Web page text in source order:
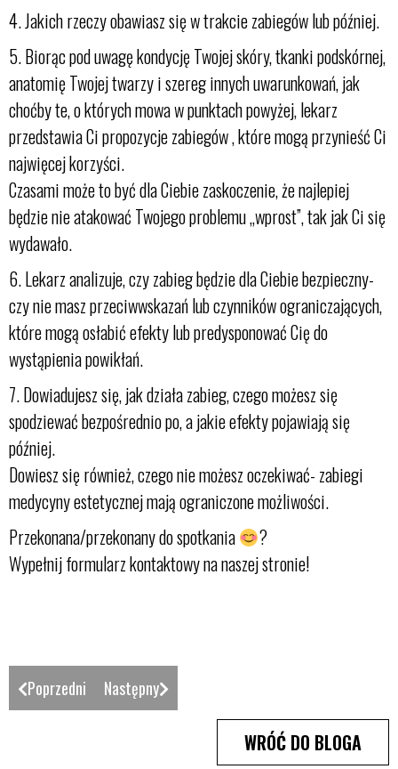
4. Jakich rzeczy obawiasz się w trakcie zabiegów lub później.
5. Biorąc pod uwagę kondycję Twojej skóry, tkanki podskórnej,
anatomię Twojej twarzy i szereg innych uwarunkowań, jak
choćby te, o których mowa w punktach powyżej, lekarz
przedstawia Ci propozycje zabiegów , które mogą przynieść Ci
najwięcej korzyści.
Czasami może to być dla Ciebie zaskoczenie, że najlepiej
będzie nie atakować Twojego problemu „wprost”, tak jak Ci się
wydawało.
6. Lekarz analizuje, czy zabieg będzie dla Ciebie bezpieczny-
czy nie masz przeciwwskazań lub czynników ograniczających,
które mogą osłabić efekty lub predysponować Cię do
wystąpienia powikłań.
7. Dowiadujesz się, jak działa zabieg, czego możesz się
spodziewać bezpośrednio po, a jakie efekty pojawiają się
później.
Dowiesz się również, czego nie możesz oczekiwać- zabiegi
medycyny estetycznej mają ograniczone możliwości.
Przekonana/przekonany do spotkania
?
Wypełnij formularz kontaktowy na naszej stronie!
Poprzedni Następny
WRÓĆ DO BLOGA